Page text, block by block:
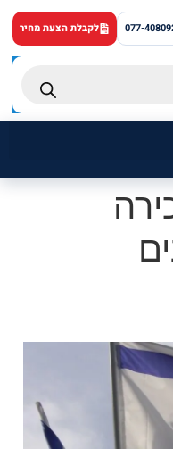
077- לקבלת הצעת מחיר